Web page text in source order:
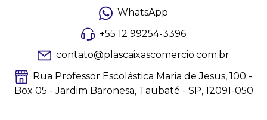
WhatsApp
+55 12 99254-3396
contato@plascaixascomercio.com.br
Rua Professor Escolástica Maria de Jesus, 100 -
Box 05 - Jardim Baronesa, Taubaté - SP, 12091-050